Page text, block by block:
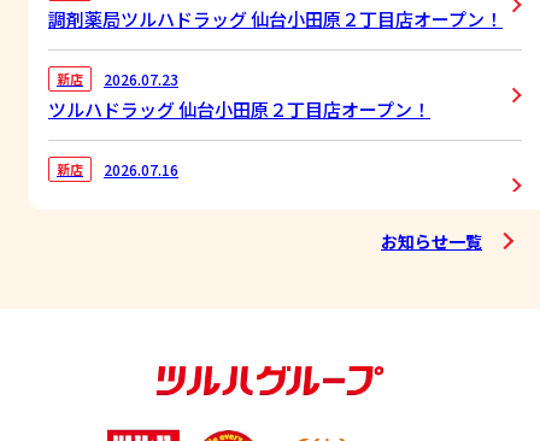
調剤薬局ツルハドラッグ 仙台小田原２丁目店オープン！
新店 2026.07.23
ツルハドラッグ 仙台小田原２丁目店オープン！
新店 2026.07.16
2026.06.25
お知らせ一覧